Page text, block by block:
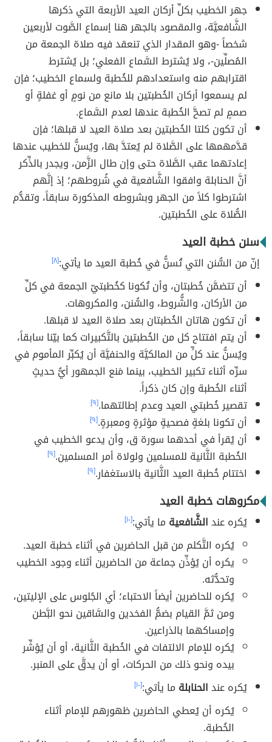
جهر الخطيب بكلِّ أركان العيد الأربعة التي ذكرها
الشَّافعيَّة، والمقصود بالجهر هنا إسماع الصَّوت لأربعين
شخصاً -وهو المقدار الذي تنعقد فيه صلاة الجمعة من
المُصلِّين-، ولا يُشترط السَّماع الفعلي؛ بل يُشترط
اقترابهم منه واستعدادهم للخُطبة ولسماع الخطيب؛ فإن
لم يسمعوا أركان الخُطبتين بلا مانع من نومٍ أو غفلةٍ أو
صممٍ لم تصحَّ الخُطبة عندها لعدم السَّماع.
أن تكون كلتا الخُطبتين بعد صلاة العيد لا قبلها؛ فإن
قدَّمهمها على الصَّلاة لم يُعتدَّ بها، ويُسنُّ للخطيب عندها
إعادتهما عقب الصَّلاة حتى وإن طال الزَّمن، ويجدر بالذِّكر
أنَّ الحنابلة وافقوا الشَّافعية في شُروطهم؛ إذ إنَّهم
اشترطوا كلاً من الجهر وبشروطه المذكورة سابقاً، وتقدُّم
الصُّلاة على الخُطبتين.
سنن خطبة العيد
إنّ من السُّنن التي تُسنُّ في خُطبة العيد ما يأتي:[٨]
أن تتضمَّن خُطبتان، وأن تُكونا كخُطبتيّ الجمعة في كلِّ
من الأركان، والشُّروط، والسُّنن، والمكروهات.
أن تكون هاتان الخُطبتان بعد صلاة العيد لا قبلها.
أن يتم افتتاح كل من الخُطبتين بالتَّكبيرات كما بيّنا سابقاً،
ويُسنُّ عند كلٍّ من المالكيَّة والحنفيَّة أن يُكبِّر المأموم في
سرِّه أثناء تكبير الخطيب، بينما مَنع الجمهور أيُّ حديثٍ
أثناء الخُطبة وإن كان ذكراً.
تقصير خُطبتي العيد وعدم إطالتهما.[٩]
أن تكونا بلغةٍ فصحيةٍ مؤثرةٍ ومعبرةٍ.[٩]
أن يُقرأ في أحدهما سورة ق، وأن يدعو الخطيب في
الخُطبة الثَّانية للمسلمين ولولاة أمر المسلمين.[٩]
اختتام خُطبة العيد الثَّانية بالاستغفار.[٩]
مكروهات خطبة العيد
يُكره عندالشَّافعية ما يأتي:[١٠]
يُكره التَّكلم من قبل الحاضرين في أثناء خطبة العيد.
يكره أن يُؤذِّن جماعة من الحاضرين أثناء وجود الخطيب
وتحدُّثه.
يُكره للحاضرين أيضاً الاحتباء؛ أي الجُلوس على الإليتين،
ومن ثمَّ القيام بضمُّ الفخدين والسَّاقين نحو البَّطن
وإمساكهما بالذراعين.
يُكره للإمام الالتفات في الخُطبة الثَّانية، أو أن يُؤشِّر
بيده ونحو ذلك من الحركات، أو أن يدقَّ على المنبر.
يُكره عندالحنابلة ما يأتي:[١٠]
يُكره أن يُعطي الحاضرين ظهورهم للإمام أثناء
الخُطبة.